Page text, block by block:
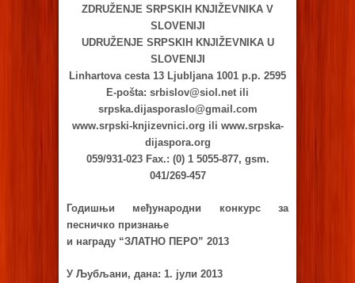
ZDRUŽENJE SRPSKIH KNJIŽEVNIKA V
SLOVENIJI
UDRUŽENJE SRPSKIH KNJIŽEVNIKA U
SLOVENIJI
Linhartova cesta 13 Ljubljana 1001 p.p. 2595
E-pošta: srbislov@siol.net ili
srpska.dijasporaslo@gmail.com
www.srpski-knjizevnici.org ili www.srpska-
dijaspora.org
059/931-023 Fax.: (0) 1 5055-877, gsm.
041/269-457
Годишњи међународни конкурс за
песничко признање
и награду “ЗЛАТНО ПЕРО” 2013
У Љубљани, дана: 1. јули 2013